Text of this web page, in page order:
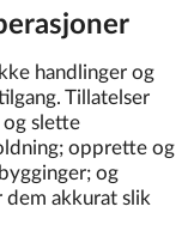
handlinger og
Tillatelser
slette
opprette og
og
akkurat slik